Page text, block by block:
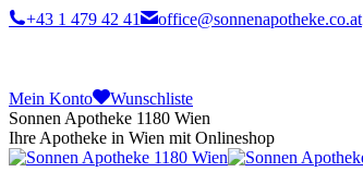
+43 1 479 42 41 office@sonnenapotheke.co.at
Mein Konto
Wunschliste
Sonnen Apotheke 1180 Wien
Ihre Apotheke in Wien mit Onlineshop